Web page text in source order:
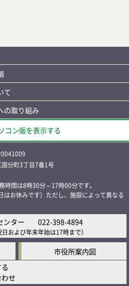
て
の取り組み
コン版を表示する
分町3丁目7番1号
時間は8時30分～17時00分です。
お休みです）ただし、施設によって異なる
ンター 022-398-4894
日および年末年始は17時まで）
市役所案内図
せ